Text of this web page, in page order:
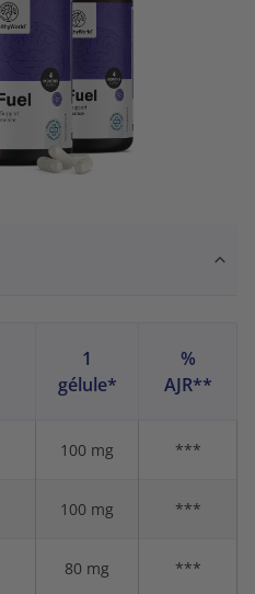
1
gélule*
%
AJR**
100 mg ***
100 mg ***
80 mg ***